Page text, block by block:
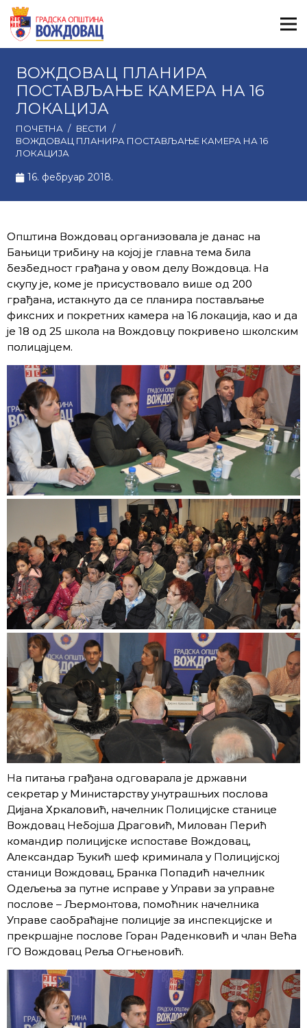
ВОЖДОВАЦ ПЛАНИРА
ПОСТАВЉАЊЕ КАМЕРА НА 16
ЛОКАЦИЈА
ПОЧЕТНА / ВЕСТИ
/
ВОЖДОВАЦ ПЛАНИРА ПОСТАВЉАЊЕ КАМЕРА НА 16
ЛОКАЦИЈА
16. фебруар 2018.
Општина Вождовац организовала је данас на
Бањици трибину на којој је главна тема била
безбедност грађана у овом делу Вождовца. На
скупу је, коме је присуствовало више од 200
грађана, истакнуто да се планира постављање
фиксних и покретних камера на 16 локација, као и да
је 18 од 25 школа на Вождовцу покривено школским
полицајцем.
На питања грађана одговарала је државни
секретар у Министарству унутрашњих послова
Дијана Хркаловић, начелник Полицијске станице
Вождовац Небојша Драговић, Милован Перић
командир полицијске испоставе Вождовац,
Александар Ђукић шеф криминала у Полицијској
станици Вождовац, Бранка Попадић начелник
Одељења за путне исправе у Управи за управне
послове – Љермонтова, помоћник начелника
Управе саобраћајне полиције за инспекцијске и
прекршајне послове Горан Раденковић и члан Већа
ГО Вождовац Реља Огњеновић.